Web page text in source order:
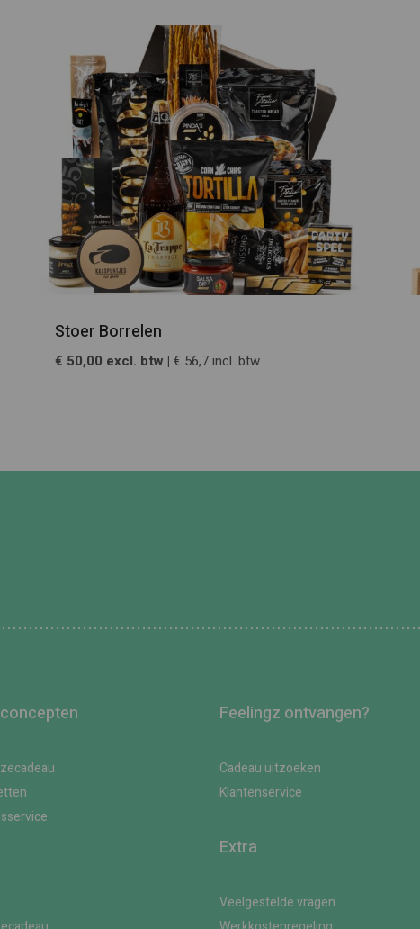
Stoer Borrelen
€ 50,00 excl. btw | € 56,7 incl. btw
Feelingz ontvangen?
Cadeau uitzoeken
Klantenservice
Extra
Veelgestelde vragen